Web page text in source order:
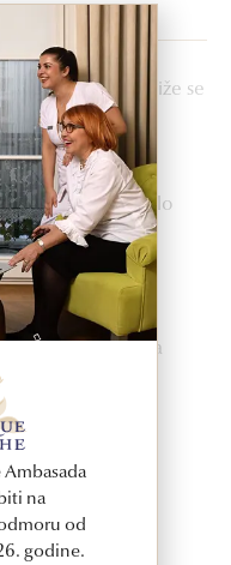
učvršćuje kožu,
serumom postiže se
a lice zategnutije.
seruma na cijelo
uzlaznim
s očima. Samo za
Ambasada
na
od
godine.